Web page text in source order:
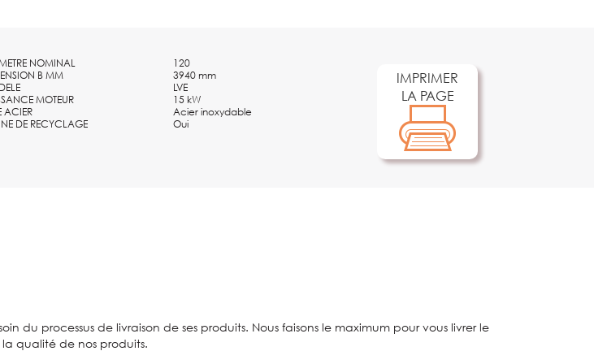
NOMINAL
120
B MM
3940 mm
LVE
MOTEUR
15 kW
ACIER
Acier inoxydable
DE RECYCLAGE Oui
IMPRIMER
LA PAGE
du processus de livraison de ses produits. Nous faisons le maximum pour vous livrer le
qualité de nos produits.